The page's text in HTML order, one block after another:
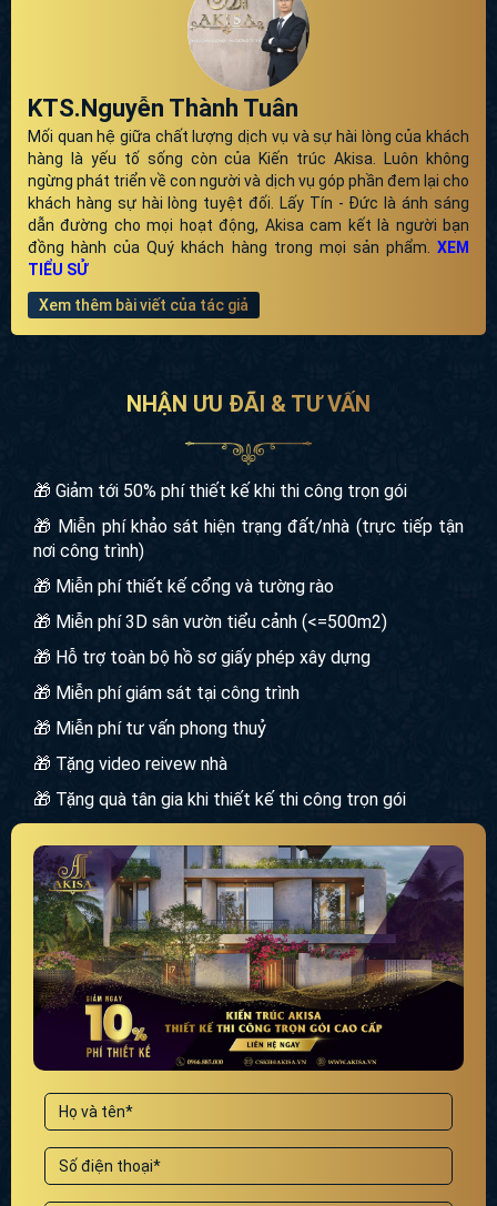
KTS.Nguyễn Thành Tuân
Mối quan hệ giữa chất lượng dịch vụ và sự hài lòng của khách
hàng là yếu tố sống còn của Kiến trúc Akisa. Luôn không
ngừng phát triển về con người và dịch vụ góp phần đem lại cho
khách hàng sự hài lòng tuyệt đối. Lấy Tín - Đức là ánh sáng
dẫn đường cho mọi hoạt động, Akisa cam kết là người bạn
đồng hành của Quý khách hàng trong mọi sản phẩm. XEM
TIỂU SỬ
Xem thêm bài viết của tác giả
NHẬN ƯU ĐÃI & TƯ VẤN
🎁 Giảm tới 50% phí thiết kế khi thi công trọn gói
🎁 Miễn phí khảo sát hiện trạng đất/nhà (trực tiếp tận
nơi công trình)
🎁 Miễn phí thiết kế cổng và tường rào
🎁 Miễn phí 3D sân vườn tiểu cảnh (<=500m2)
🎁 Hỗ trợ toàn bộ hồ sơ giấy phép xây dựng
🎁 Miễn phí giám sát tại công trình
🎁 Miễn phí tư vấn phong thuỷ
🎁 Tặng video reivew nhà
🎁 Tặng quà tân gia khi thiết kế thi công trọn gói